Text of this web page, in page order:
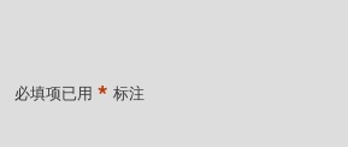
必填项已用 * 标注